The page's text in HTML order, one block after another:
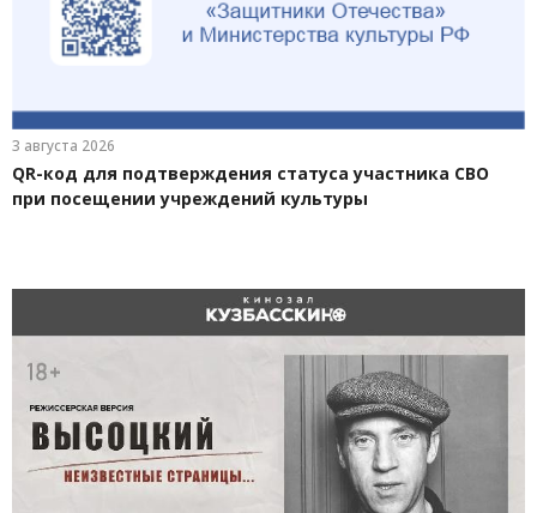
3 августа 2026
QR-код для подтверждения статуса участника СВО
при посещении учреждений культуры